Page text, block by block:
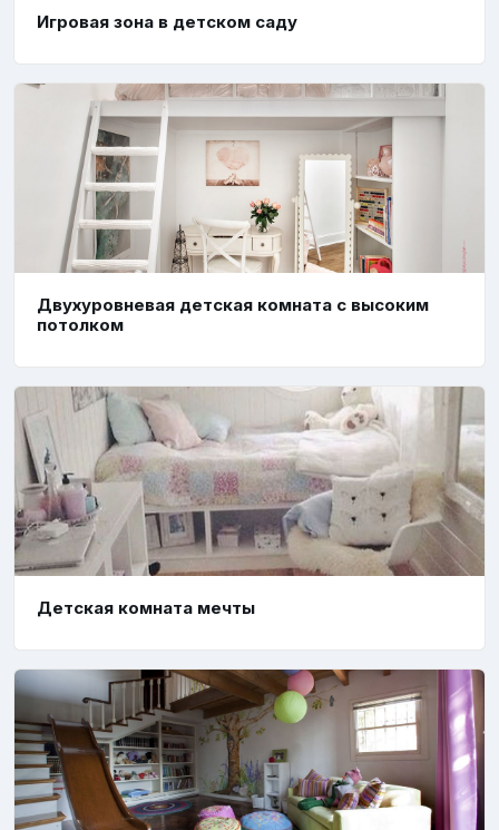
Игровая зона в детском саду
Двухуровневая детская комната с высоким
потолком
Детская комната мечты